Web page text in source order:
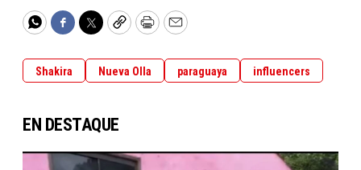
WhatsApp
Facebook
TwitterCopyPrintEmail
Shakira Nueva Olla paraguaya influencers
EN DESTAQUE